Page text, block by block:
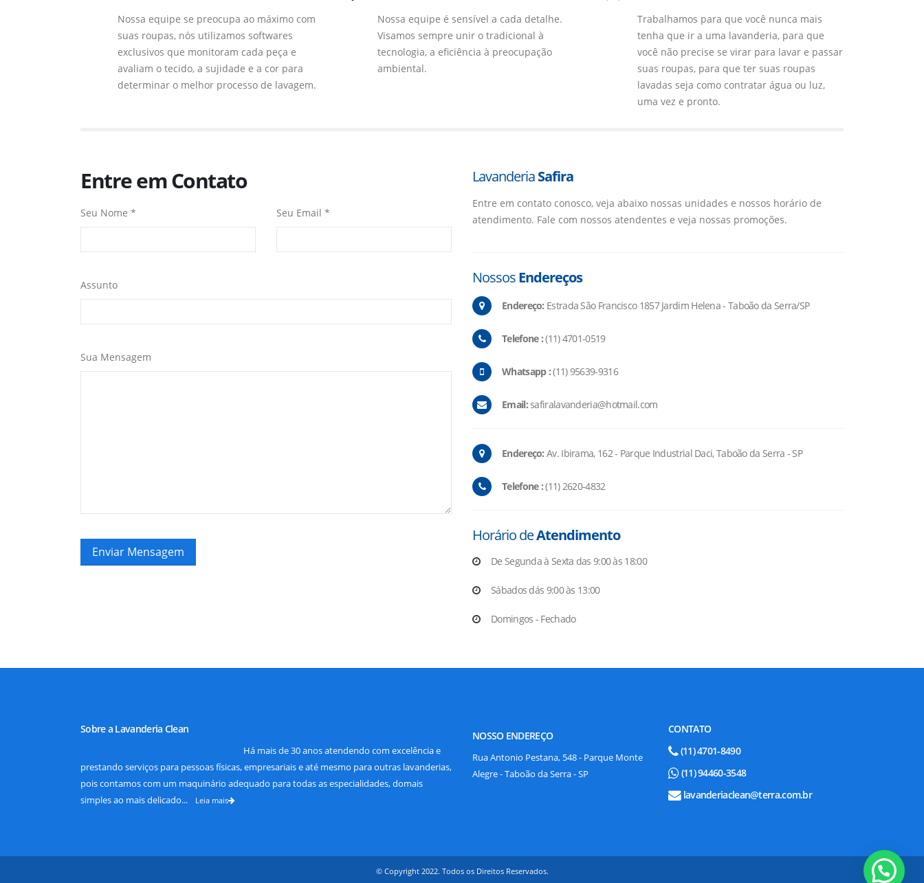
Nossa equipe se preocupa ao máximo com
suas roupas, nós utilizamos softwares
exclusivos que monitoram cada peça e
avaliam o tecido, a sujidade e a cor para
determinar o melhor processo de lavagem.
Nossa equipe é sensível a cada detalhe.
Visamos sempre unir o tradicional à
tecnologia, a eficiência à preocupação
ambiental.
Trabalhamos para que você nunca mais
tenha que ir a uma lavanderia, para que
você não precise se virar para lavar e passar
suas roupas, para que ter suas roupas
lavadas seja como contratar água ou luz,
uma vez e pronto.
Entre em Contato
Seu Nome * Seu Email *
Assunto
Sua Mensagem
LavanderiaSafira
Entre em contato conosco, veja abaixo nossas unidades e nossos horário de
atendimento. Fale com nossos atendentes e veja nossas promoções.
NossosEndereços
Endereço: Estrada São Francisco 1857 Jardim Helena - Taboão da Serra/SP
Telefone :(11) 4701-0519
Whatsapp :(11) 95639-9316
Email:safiralavanderia@hotmail.com
Endereço: Av. Ibirama, 162 - Parque Industrial Daci, Taboão da Serra - SP
Telefone :(11) 2620-4832
Horário deAtendimento
De Segunda à Sexta das 9:00 às 18:00
Sábados dás 9:00 às 13:00
Domingos - Fechado
Sobre a Lavanderia Clean
Há mais de 30 anos atendendo com excelência e
prestando serviços para pessoas físicas, empresariais e até mesmo para outras lavanderias,
pois contamos com um maquinário adequado para todas as especialidades, domais
simples ao mais delicado...
Leia mais
NOSSO ENDEREÇO
Rua Antonio Pestana, 548 - Parque Monte
Alegre - Taboão da Serra - SP
CONTATO
(11) 4701-8490
(11) 94460-3548
lavanderiaclean@terra.com.br
© Copyright 2022. Todos os Direitos Reservados.